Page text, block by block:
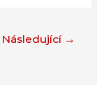
Následující →